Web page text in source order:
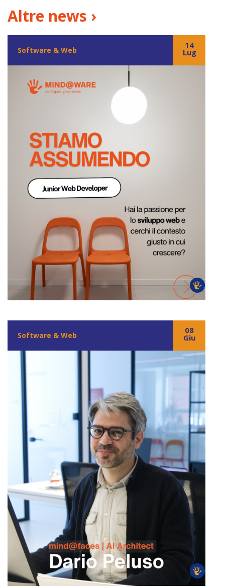
Altre news ›
Software & Web
14
Lug
Software & Web
08
Giu